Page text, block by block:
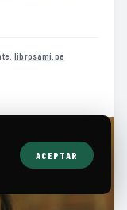
librosami.pe
ACEPTAR